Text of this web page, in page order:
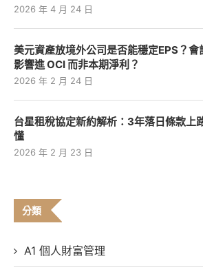
2026 年 4 月 24 日
美元資產放境外公司是否能穩定EPS？
影響進 OCI 而非本期淨利？
2026 年 2 月 24 日
台星租稅協定新約解析：3年落日條款上
懂
2026 年 2 月 23 日
分類
A1 個人財富管理